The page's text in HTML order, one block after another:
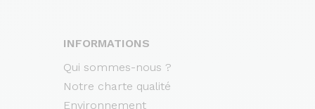
INFORMATIONS
Qui sommes-nous ?
Notre charte qualité
Environnement